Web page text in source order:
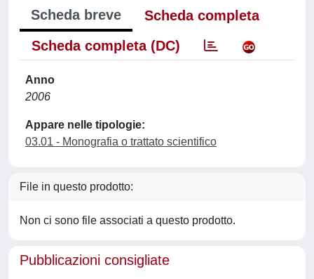
Scheda breve
Scheda completa
Scheda completa (DC)
Anno
2006
Appare nelle tipologie:
03.01 - Monografia o trattato scientifico
File in questo prodotto:
Non ci sono file associati a questo prodotto.
Pubblicazioni consigliate